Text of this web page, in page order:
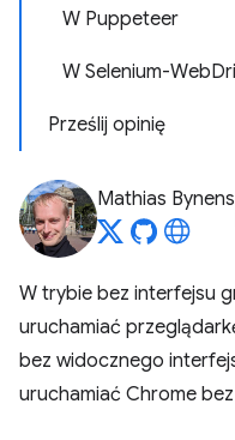
W Puppeteer
W Selenium-
Prześlij opinię
Mathias Bynens
W trybie bez interfejsu
uruchamiać
bez widocznego
uruchamiać Chrome